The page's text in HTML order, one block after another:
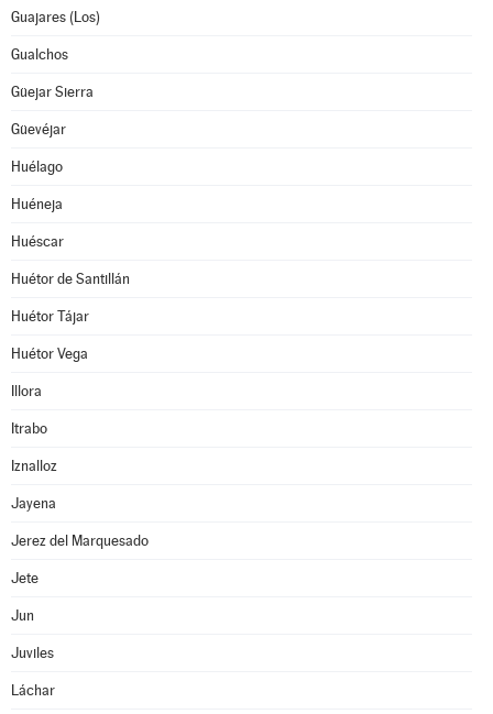
Guajares (Los)
Gualchos
Güejar Sierra
Güevéjar
Huélago
Huéneja
Huéscar
Huétor de Santillán
Huétor Tájar
Huétor Vega
Illora
Itrabo
Iznalloz
Jayena
Jerez del Marquesado
Jete
Jun
Juviles
Láchar